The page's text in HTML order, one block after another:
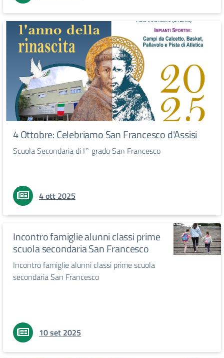
4 Ottobre: Celebriamo San Francesco d'Assisi
Scuola Secondaria di I° grado San Francesco
4 ott 2025
Incontro famiglie alunni classi prime
scuola secondaria San Francesco
Incontro famiglie alunni classi prime scuola
secondaria San Francesco
10 set 2025